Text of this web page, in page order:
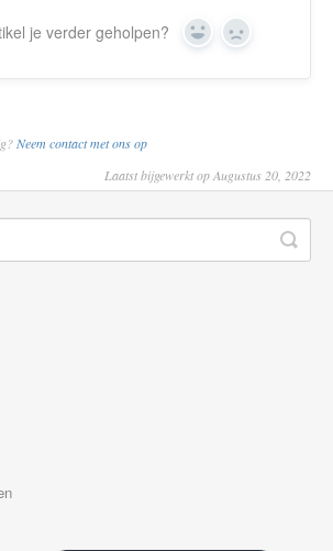
je verder geholpen? Yes No
Neem contact met ons op
Laatst bijgewerkt op Augustus 20, 2022